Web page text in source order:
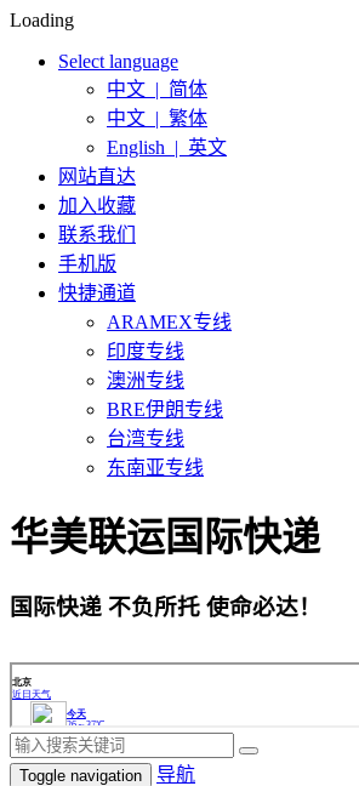
Loading
Select language
中文 | 简体
中文 | 繁体
English | 英文
网站直达
加入收藏
联系我们
手机版
快捷通道
ARAMEX专线
印度专线
澳洲专线
BRE伊朗专线
台湾专线
东南亚专线
华美联运国际快递
国际快递 不负所托 使命必达！
Toggle navigation 导航